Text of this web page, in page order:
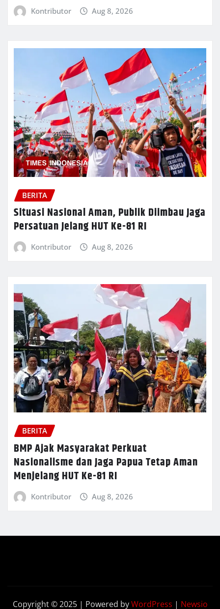
Kontributor Aug 8, 2026
BERITA
Situasi Nasional Aman, Publik Diimbau Jaga
Persatuan Jelang HUT Ke-81 RI
Kontributor Aug 8, 2026
BERITA
BMP Ajak Masyarakat Perkuat
Nasionalisme dan Jaga Papua Tetap Aman
Menjelang HUT Ke-81 RI
Kontributor Aug 8, 2026
Copyright © 2025 | Powered byWordPress | Newsio